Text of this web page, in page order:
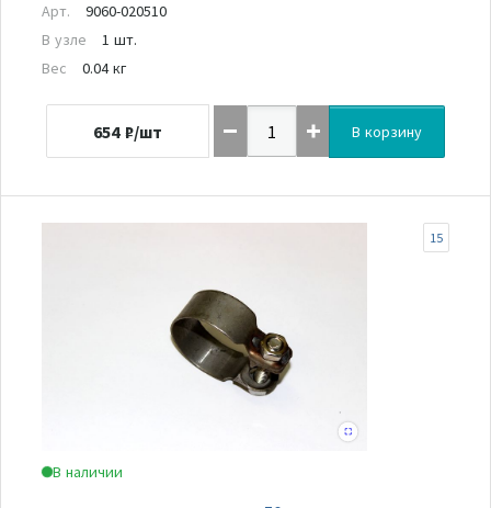
Арт.
9060-020510
В узле
1 шт.
Вес
0.04 кг
654 ₽/шт В корзину
В наличии
15